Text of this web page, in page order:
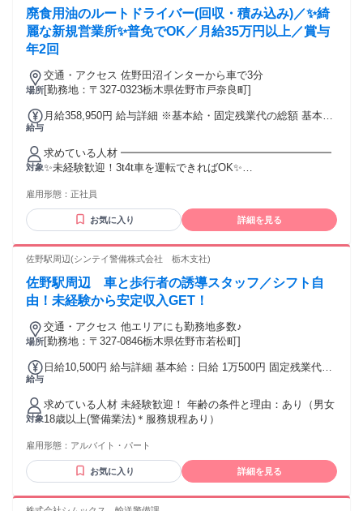
績/年1回 └868円～12,362円 ⭐賞与あり └前年度実績/年2回
└50,000円～600,000円 ⭐固定残業代について 60時間分で設定
しておりますが、 実際の残業は60時間未満が大半です。 平均
残業時間は35時間程度です。 （その場合でも60時間分の金額
かすことに抵抗が無い方 ══════════════════ ★未経
験者歓迎 ★学歴不問 ★第二新卒歓迎 ★既卒歓迎 ★子育て世
代歓迎 ★男性が活躍中 ★中途入社50％以上 ★高定着率 ★20
代活躍中 ★30代活躍中 ★40代活躍中 ★U・Iターン歓迎 ★急
募 ✨こんな経験を持つ先輩が活躍中！ ￣￣￣￣￣￣￣￣￣￣
￣￣￣￣￣￣ 配送ドライバー／ルート配送／集配業務 軽貨物
トラック運転手 倉庫作業／仕分け／ピッキング作業 フォーク
み込み作業 年齢の条件と理由：あり（例外事由1号・60歳未
満（定年のため） ＊70歳までの再雇用有）
廃食用油のルートドライバー(回収・積み込み)／✨綺
麗な新規営業所✨普免でOK／月給35万円以上／賞与
年2回
場所
交通・アクセス 佐野田沼インターから車で3分
[勤務地：〒327-0323栃木県佐野市戸奈良町]
給与
月給358,950円 給与詳細 ※基本給・固定残業代の総額 基本
9950円（固定残業時間：1ヶ月あたり60時間） 固定残業時間
を超えた勤務時間については別途残業代を支給する 【一律手
当】 全員に一律で支払われる通勤・皆勤・家族手当金額：な
し 全員に一律で支払われるその他手当金額：なし ※月給は今
給与・条件が異なります ※詳細に関しては 面接時に何でもお
聞きください！ 【本社・栃木営業所のドライバー】 └月給35
万8950円 【埼玉営業所のドライバー】 └月給39万252円 ⭐昇
給あり └前年度実績/年1回 └868円～12,362円 ⭐賞与あり └前
年度実績/年2回 └50,000円～600,000円 ⭐固定残業代について
60時間分で設定しておりますが、 実際の残業は60時間未満が
大半です。 （その場合でも60時間分の金額を支給）
対象
求めている人材 ━━━━━━━━━━━━━━━━━━━━
✨未経験歓迎！3t4t車を運転できればOK✨
境に転職したい！」 「運転が好きだからそれを仕事にした
い！」 など、ぜひご応募ください◎ 【必須条件】 ✅普通運転
免許 （平成19年改正前取得の場合） ✅準中型自動車免許もし
得の場合） 【歓迎条件】 ⏩配送ドライバーの経験者 ⏩細かい
かすことに抵抗が無い方 ══════════════════ ★未経
験者歓迎 ★学歴不問 ★第二新卒歓迎 ★既卒歓迎 ★子育て世
代活躍中 ★30代活躍中 ★40代活躍中 ★U・Iターン歓迎 ★急
募 ✨こんな経験を持つ先輩が活躍中！ ￣￣￣￣￣￣￣￣￣￣
ドライバー／宅配スタッフ／運送業 大型・中型ドライバー／
リフト作業／構内作業スタッフ 引越スタッフ／配送助手／積
み込み作業 年齢の条件と理由：あり（例外事由3号のイ・49
雇用形態： 正社員
お気に入り 詳細を見る
佐野駅周辺(シンテイ警備株式会社 栃木支社)
佐野駅周辺 車と歩行者の誘導スタッフ／シフト自
由！未経験から安定収入GET！
場所
交通・アクセス 他エリアにも勤務地多数♪
[勤務地：〒327-0846栃木県佐野市若松町]
給与
日給10,500円 給与詳細 基本給：日給 1万500円 固定残業代：
手当金額：なし 全員に一律で支払われるその他手当金額：な
し 試用・研修期間：3日間 試用・研修期間の条件：給与・勤
務時間条件が異なる 研修手当…3日間/1日9000円＋食事手当1
日1000円＝3万円 ※火曜〆翌週水曜支給 ※書類費用・健康診
なる 基本給 : 日給 9000円 〜 固定残業代：なし 【一律手当】
全員に一律で支払われる通勤・皆勤・家族手当金額：あり 全
員に一律で支払われるその他手当金額：あり 【勤務形態】 本
対象
求めている人材 未経験歓迎！ 年齢の条件と理由：あり（男女
18歳以上(警備業法)＊服務規程あり）
雇用形態： アルバイト・パート
お気に入り 詳細を見る